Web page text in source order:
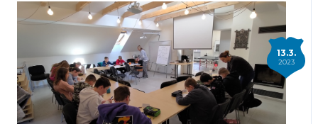
13.3.
2023